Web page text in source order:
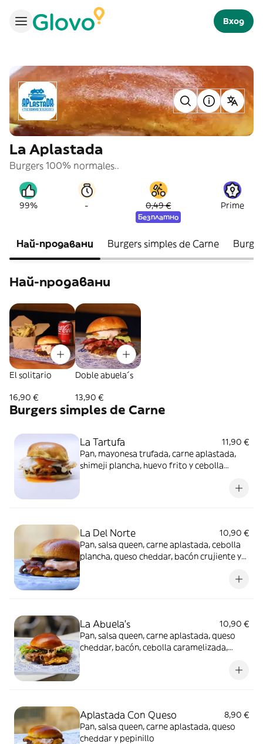
Вход
La Aplastada
Burgers 100% normales..
99% - 0,49 €
Безплатно
Prime
Най-продавани Burgers simples de Carne
Най-продавани
El solitario
16,90 €
Doble abuela´s
13,90 €
Burgers simples de Carne
La Tartufa
11,90 €
Pan, mayonesa trufada, carne aplastada,
shimeji plancha, huevo frito y cebolla
La Del Norte
10,90 €
Pan, salsa queen, carne aplastada, cebolla
plancha, queso cheddar, bacón crujiente y
La Abuela's
10,90 €
Pan, salsa queen, carne aplastada, queso
cheddar, bacón, cebolla caramelizada,
Aplastada Con Queso
8,90 €
Pan, salsa queen, carne aplastada, queso
cheddar y pepinillo